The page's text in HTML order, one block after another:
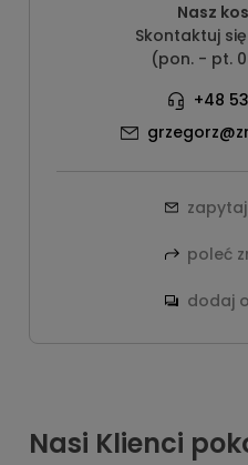
Nasz
Skontaktuj
(pon. - pt.
+48
poleć
dodaj
Nasi Klienci